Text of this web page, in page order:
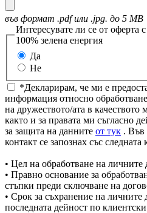
във формат .pdf или .jpg. до 5 MB
Интересувате ли се от оферта
100% зелена енергия
Да
Не
*Декларирам, че ми е
информация относно
на дружеството/ата в
както и за правата ми съгласно
за защита на данните от тук . Във
контакт се запознах със
• Цел на обработване на
• Правно основание за
стъпки преди сключване на
• Срок за съхранение на личните
последната дейност по